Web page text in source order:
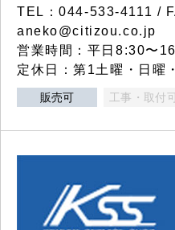
TEL：044-533-4111 /
aneko@citizou.co.jp
営業時間：平日8:30〜
定休日：第1土曜・日曜
販売可 工事・取付